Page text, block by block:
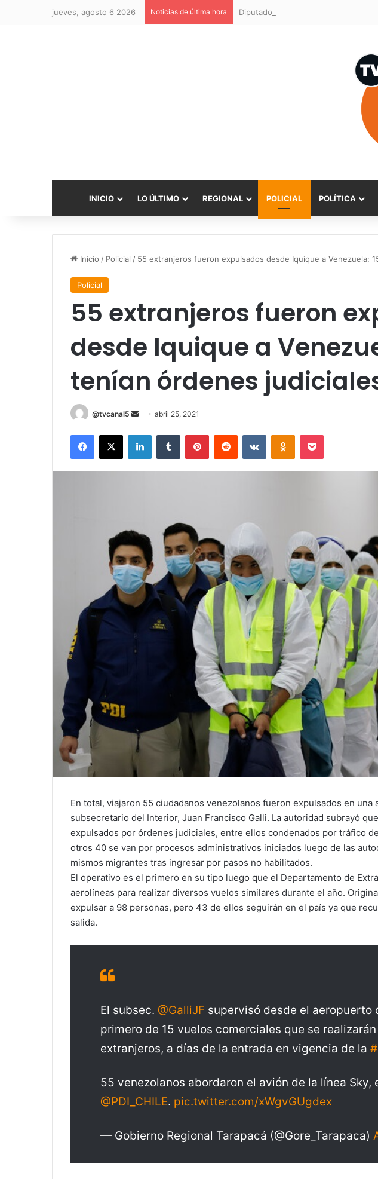
jueves, agosto 6 2026 Noticias de última hora Diputado Sabat celebra ampliación
INICIO LO ÚLTIMO REGIONAL POLICIAL POLÍTICA
Inicio / Policial / 55 extranjeros fueron expulsados desde Iquique a Venezuela:
Policial
55 extranjeros fueron
desde Iquique a
tenían órdenes
@tvcanal5
Send
email
abril 25, 2021
Facebook
X LinkedInTumblr PinterestReddit VKontakteOdnoklassniki
Pocket
En total, viajaron 55 ciudadanos venezolanos fueron expulsados en una
subsecretario del Interior, Juan Francisco Galli. La autoridad subrayó
expulsados por órdenes judiciales, entre ellos condenados por tráfico
otros 40 se van por procesos administrativos iniciados luego de las
mismos migrantes tras ingresar por pasos no habilitados.
El operativo es el primero en su tipo luego que el Departamento de
aerolíneas para realizar diversos vuelos similares durante el año.
expulsar a 98 personas, pero 43 de ellos seguirán en el país ya que
salida.
El subsec. @GalliJF supervisó desde el aeropuerto
primero de 15 vuelos comerciales que se
extranjeros, a días de la entrada en vigencia de la
55 venezolanos abordaron el avión de la línea Sky,
@PDI_CHILE. pic.twitter.com/xWgvGUgdex
— Gobierno Regional Tarapacá (@Gore_Tarapaca)